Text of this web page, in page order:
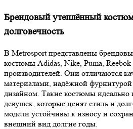
Брендовый утеплённый
долговечность
В Metrosport представлены
костюмы Adidas, Nike, Puma, Reebok
производителей. Они отличаются
материалами, надёжной
дизайном. Такие костюмы идеально
девушек, которые ценят стиль и
модели устойчивы к износу и
внешний вид долгие годы.